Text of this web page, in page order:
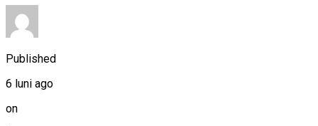
Published
6 luni ago
on